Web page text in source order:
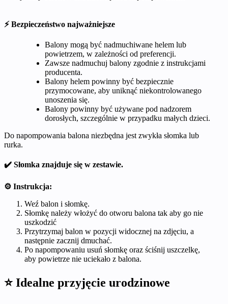
⚡ Bezpieczeństwo najważniejsze
Balony mogą być nadmuchiwane helem lub
powietrzem, w zależności od preferencji.
Zawsze nadmuchuj balony zgodnie z instrukcjami
producenta.
Balony helem powinny być bezpiecznie
przymocowane, aby uniknąć niekontrolowanego
unoszenia się.
Balony powinny być używane pod nadzorem
dorosłych, szczególnie w przypadku małych dzieci.
Do napompowania balona niezbędna jest zwykła słomka lub
rurka.
✔️ Słomka znajduje się w zestawie.
⚙️ Instrukcja:
Weź balon i słomkę.
Słomkę należy włożyć do otworu balona tak aby go nie
uszkodzić
Przytrzymaj balon w pozycji widocznej na zdjęciu, a
następnie zacznij dmuchać.
Po napompowaniu usuń słomkę oraz ściśnij uszczelkę,
aby powietrze nie uciekało z balona.
⭐ Idealne przyjęcie urodzinowe